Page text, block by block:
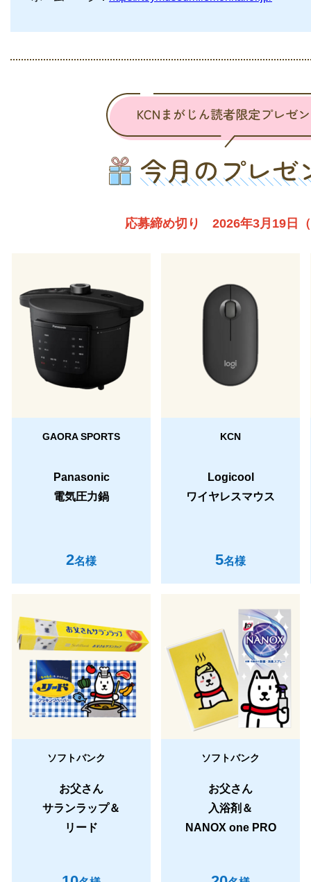
応募締め切り 2026年3月19日
GAORA SPORTS KCN
Panasonic
電気圧力鍋
Logicool
ワイヤレスマウス
2名様 5名様
ソフトバンク ソフトバンク
お父さん
サランラップ＆
リード
お父さん
入浴剤＆
NANOX one PRO